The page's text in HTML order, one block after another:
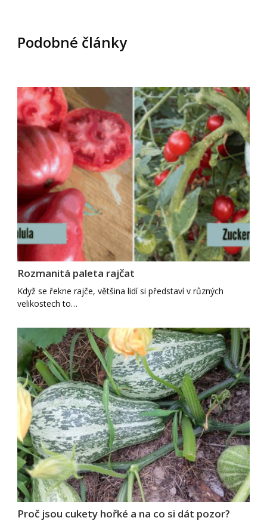
Podobné články
Rozmanitá paleta rajčat
Když se řekne rajče, většina lidí si představí v různých
velikostech to…
Proč jsou cukety hořké a na co si dát pozor?